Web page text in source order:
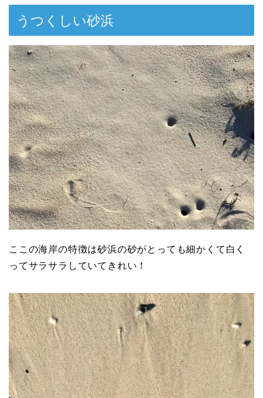
うつくしい砂浜
ここの海岸の特徴は砂浜の砂がとっても細かくて白く
ってサラサラしていてきれい！